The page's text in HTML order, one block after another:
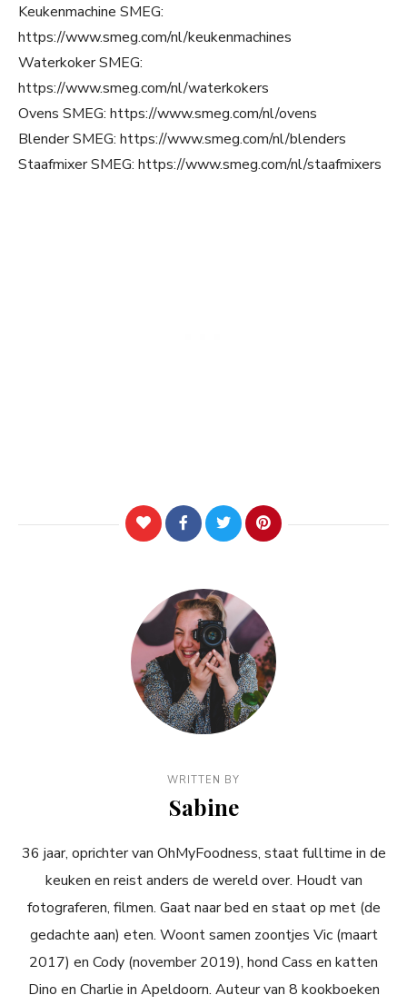
Keukenmachine SMEG:
https://www.smeg.com/nl/keukenmachines
Waterkoker SMEG:
https://www.smeg.com/nl/waterkokers
Ovens SMEG: https://www.smeg.com/nl/ovens
Blender SMEG: https://www.smeg.com/nl/blenders
Staafmixer SMEG: https://www.smeg.com/nl/staafmixers
WRITTEN BY
Sabine
36 jaar, oprichter van OhMyFoodness, staat fulltime in de
keuken en reist anders de wereld over. Houdt van
fotograferen, filmen. Gaat naar bed en staat op met (de
gedachte aan) eten. Woont samen zoontjes Vic (maart
2017) en Cody (november 2019), hond Cass en katten
Dino en Charlie in Apeldoorn. Auteur van 8 kookboeken